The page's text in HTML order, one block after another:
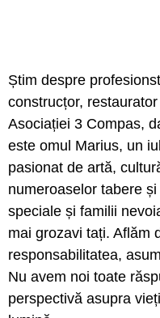
Știm despre
construcțor,
Asociației 3 Compas,
este omul Marius, un
pasionat de artă,
numeroaselor tabere
speciale și familii
mai grozavi tați. Aflăm
responsabilitatea,
Nu avem noi toate
perspectivă asupra